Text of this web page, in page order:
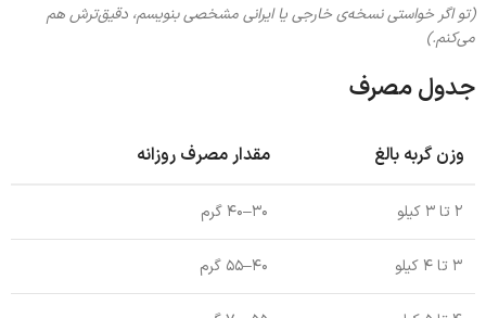
(تو اگر خواستی نسخه‌ی خارجی یا ایرانی مشخصی بنویسم، دقیق‌ترش هم
می‌کنم.)
جدول مصرف
وزن گربه بالغ مقدار مصرف روزانه
۲ تا ۳ کیلو ۳۰–۴۰ گرم
۳ تا ۴ کیلو ۴۰–۵۵ گرم